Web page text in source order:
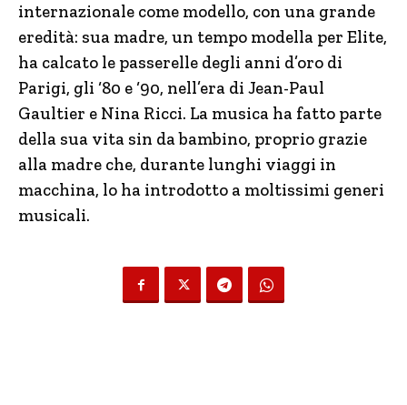
internazionale come modello, con una grande
eredità: sua madre, un tempo modella per Elite,
ha calcato le passerelle degli anni d’oro di
Parigi, gli ‘80 e ‘90, nell’era di Jean-Paul
Gaultier e Nina Ricci. La musica ha fatto parte
della sua vita sin da bambino, proprio grazie
alla madre che, durante lunghi viaggi in
macchina, lo ha introdotto a moltissimi generi
musicali.